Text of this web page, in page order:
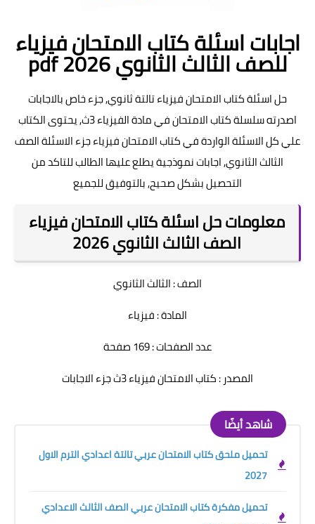
اجابات اسئلة كتاب الامتحان فيزياء
للصف الثالث الثانوي pdf 2026
حل اسئلة كتاب الامتحان فيزياء تالتة ثانوي, جزء خاص بالاجابات
اصدرته سلسلة كتاب الامتحان في مادة الفيزياء 3ث, يحتوى الكتاب
علي كل الاسئلة الواردة في كتاب الامتحان فيزياء جزء الاسئلة الصف
الثالث الثانوي, اجابات نموذجية يطلع عليها الطالب للتاكد من
التحصيل بشكل صحيح, بالتوفيق للجميع
معلومات حل اسئلة كتاب الامتحان فيزياء
الصف الثالث الثانوي 2026
الصف : الثالث الثانوي
المادة : فيزياء
عدد الصفحات : 169 صفحة
المصدر : كتاب الامتحان فيزياء 3ث جزء الاجابات
شاهد أيضًا
تحميل ملحق كتاب الامتحان عربي تالتة اعدادي الترم الاول
2027
تحميل مفكرة كتاب الامتحان عربي الصف الثالث الاعدادي